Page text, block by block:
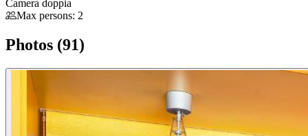
Camera doppia
Max persons: 2
Photos (91)